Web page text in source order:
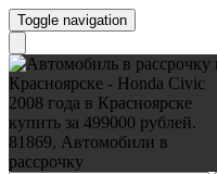
Toggle navigation